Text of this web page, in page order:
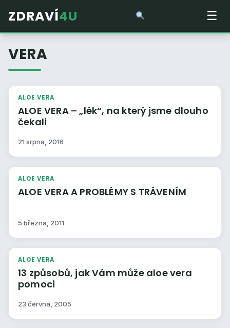
ZDRAVÍ4U ☰
VERA
ALOE VERA
ALOE VERA – „lék“, na který jsme dlouho
čekali
21 srpna, 2016
ALOE VERA
ALOE VERA A PROBLÉMY S TRÁVENÍM
5 března, 2011
ALOE VERA
13 způsobů, jak Vám může aloe vera
pomoci
23 června, 2005